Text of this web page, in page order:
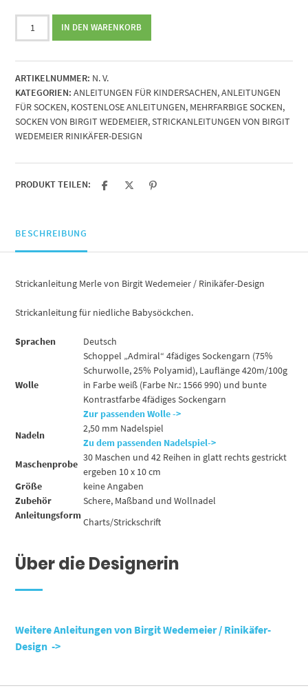
Strickanleitung
Merle
Birgit
Wedemeier
/
Rinikäfer-
Design
Menge
IN DEN WARENKORB
ARTIKELNUMMER: N. V.
KATEGORIEN: ANLEITUNGEN FÜR KINDERSACHEN,ANLEITUNGEN
FÜR SOCKEN, KOSTENLOSE ANLEITUNGEN, MEHRFARBIGE SOCKEN,
SOCKEN VON BIRGIT WEDEMEIER,STRICKANLEITUNGEN VON BIRGIT
WEDEMEIER RINIKÄFER-DESIGN
PRODUKT TEILEN:
BESCHREIBUNG
Strickanleitung Merle von Birgit Wedemeier / Rinikäfer-Design
Strickanleitung für niedliche Babysöckchen.
Sprachen Deutsch
Wolle
Schoppel „Admiral“ 4fädiges Sockengarn (75%
Schurwolle, 25% Polyamid), Lauflänge 420m/100g
in Farbe weiß (Farbe Nr.: 1566 990) und bunte
Kontrastfarbe 4fädiges Sockengarn
Zur passenden Wolle ->
Nadeln
2,50 mm Nadelspiel
Zu dem passenden Nadelspiel->
Maschenprobe
30 Maschen und 42 Reihen in glatt rechts gestrickt
ergeben 10 x 10 cm
Größe
keine Angaben
Zubehör
Schere, Maßband und Wollnadel
Anleitungsform
Charts/Strickschrift
Über die Designerin
Weitere Anleitungen von Birgit Wedemeier / Rinikäfer-
Design ->